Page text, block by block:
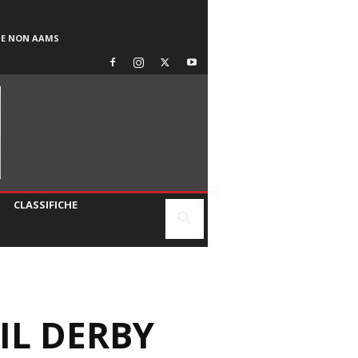
NON AAMS
CLASSIFICHE
DERBY